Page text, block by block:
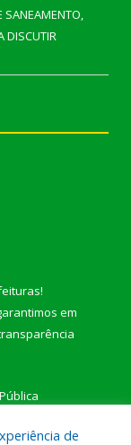
SANEAMENTO,
DISCUTIR
!
em
de